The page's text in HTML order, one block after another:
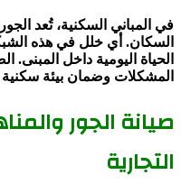
في المباني السكنية، تُعد
السكان. أي خلل في هذه
الحياة اليومية داخل
المشكلات وضمان بيئة سكنية
صيانة الجور
التجارية